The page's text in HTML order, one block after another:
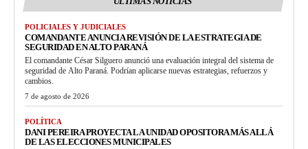
POLICIALES Y JUDICIALES
COMANDANTE ANUNCIA REVISIÓN DE LA ESTRATEGIA DE
SEGURIDAD EN ALTO PARANÁ
El comandante César Silguero anunció una evaluación integral del sistema de
seguridad de Alto Paraná. Podrían aplicarse nuevas estrategias, refuerzos y
cambios.
7 de agosto de 2026
POLÍTICA
DANI PEREIRA PROYECTA LA UNIDAD OPOSITORA MÁS ALLÁ
DE LAS ELECCIONES MUNICIPALES